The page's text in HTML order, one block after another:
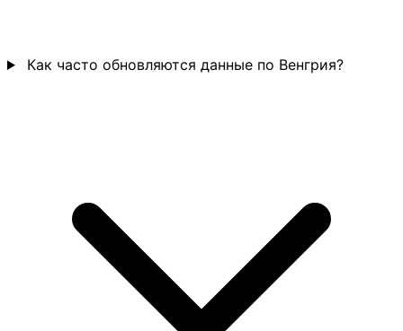
Как часто обновляются данные по Венгрия?